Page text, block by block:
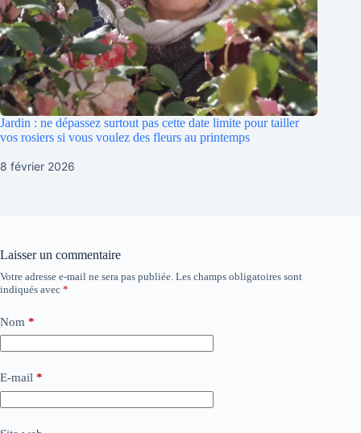
Jardin : ne dépassez surtout pas cette date limite pour tailler
vos rosiers si vous voulez des fleurs au printemps
8 février 2026
Laisser un commentaire
Votre adresse e-mail ne sera pas publiée. Les champs obligatoires sont
indiqués avec *
Nom *
E-mail *